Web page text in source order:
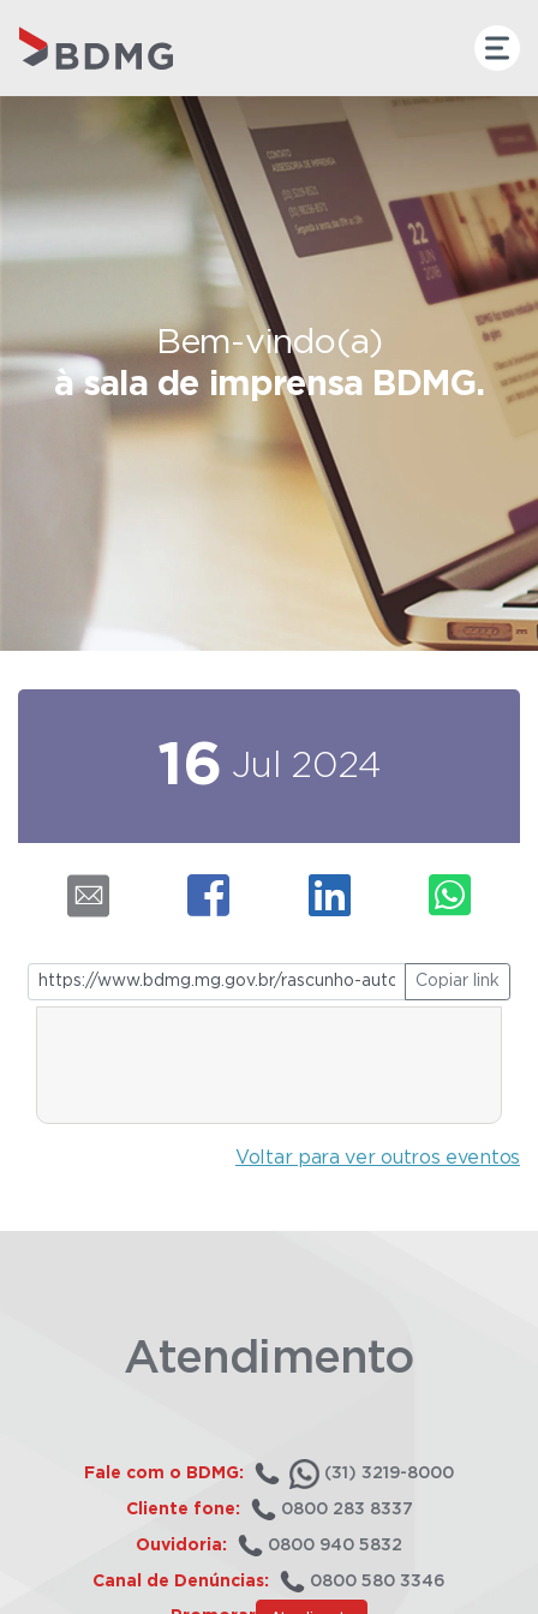
Bem-vindo(a)
à sala de imprensa BDMG.
16 Jul 2024
Copiar link
Voltar para ver outros eventos
Atendimento
Fale com o BDMG: (31) 3219-8000
Cliente fone: 0800 283 8337
Ouvidoria: 0800 940 5832
Canal de Denúncias: 0800 580 3346